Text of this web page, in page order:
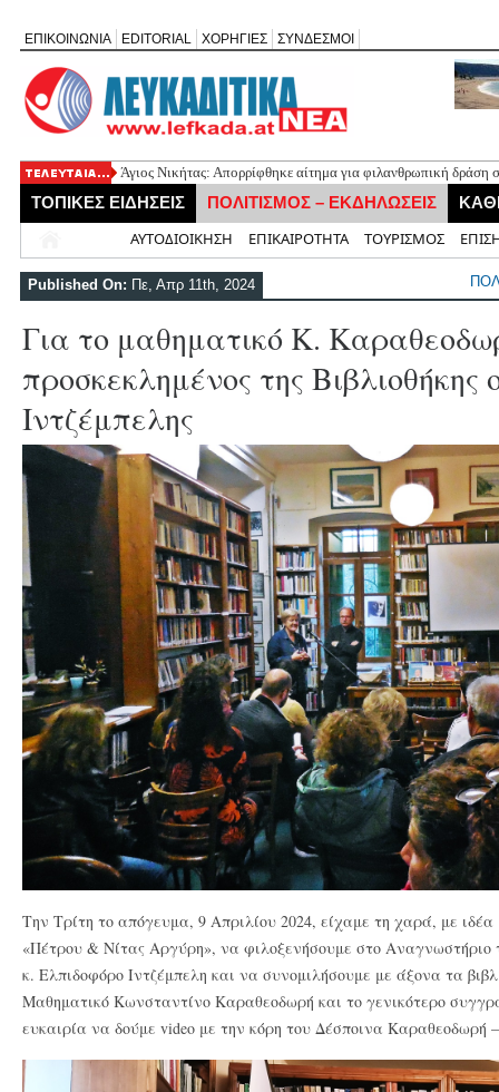
ΕΠΙΚΟΙΝΩΝΙΑ EDITORIAL ΧΟΡΗΓΙΕΣ ΣΥΝΔΕΣΜΟΙ
Άγιος Νικήτας: Απορρίφθηκε αίτημα για φιλανθρωπική δράση
ΤΟΠΙΚΕΣ ΕΙΔΗΣΕΙΣ ΠΟΛΙΤΙΣΜΟΣ – ΕΚΔΗΛΩΣΕΙΣ
ΑΥΤΟΔΙΟΙΚΗΣΗ ΕΠΙΚΑΙΡΟΤΗΤΑ ΤΟΥΡΙΣΜΟΣ
Published On: Πε, Απρ 11th, 2024
Για το μαθηματικό Κ.
προσκεκλημένος της Βιβλιοθήκης
Ιντζέμπελης
Την Τρίτη το απόγευμα, 9 Απριλίου 2024, είχαμε τη χαρά, με
«Πέτρου & Νίτας Αργύρη», να φιλοξενήσουμε στο Αναγνωστήριο
κ. Ελπιδοφόρο Ιντζέμπελη και να συνομιλήσουμε με άξονα τα
Μαθηματικό Κωνσταντίνο Καραθεοδωρή και το γενικότερο
ευκαιρία να δούμε video με την κόρη του Δέσποινα Καραθεοδωρή